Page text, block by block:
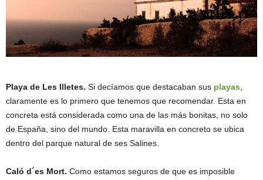
Playa de Les Illetes. Si decíamos que destacaban sus playas
claramente es lo primero que tenemos que recomendar. Esta en
concreta está considerada como una de las más bonitas, no solo
de España, sino del mundo. Esta maravilla en concreto se ubica
dentro del parque natural de ses Salines.
Caló d´es Mort. Como estamos seguros de que es imposible